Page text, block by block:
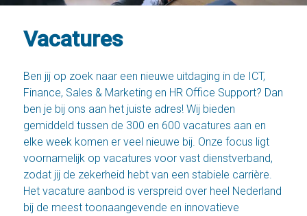
Vacatures
Ben jij op zoek naar een nieuwe uitdaging in de ICT,
Finance, Sales & Marketing en HR Office Support? Dan
ben je bij ons aan het juiste adres! Wij bieden
gemiddeld tussen de 300 en 600 vacatures aan en
elke week komen er veel nieuwe bij. Onze focus ligt
voornamelijk op vacatures voor vast dienstverband,
zodat jij de zekerheid hebt van een stabiele carrière.
Het vacature aanbod is verspreid over heel Nederland
bij de meest toonaangevende en innovatieve